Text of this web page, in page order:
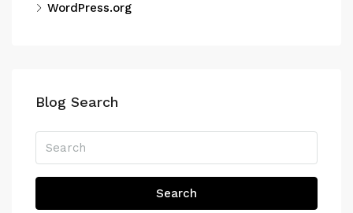
WordPress.org
Blog Search
Search